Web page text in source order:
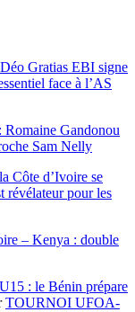
Gratias EBI signe
face à l’AS
Gandonou
Sam Nelly
Côte d’Ivoire se
révélateur pour les
– Kenya : double
: le Bénin prépare
TOURNOI UFOA-